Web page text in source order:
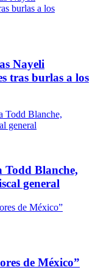
Nayeli
tras burlas a los
Todd Blanche,
general
de México”